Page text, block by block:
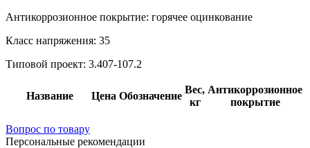
Антикоррозионное покрытие: горячее оцинкование
Класс напряжения: 35
Типовой проект: 3.407-107.2
Название Цена Обозначение
Вес,
кг
Антикоррозионное
покрытие
Вопрос по товару
Персональные рекомендации